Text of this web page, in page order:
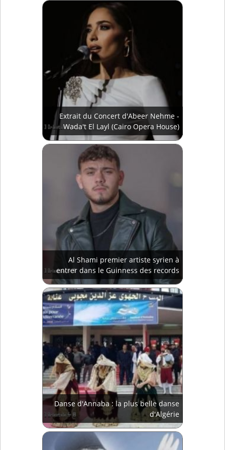
Extrait du Concert d'Abeer Nehme -
Wada't El Layl (Cairo Opera House)
Al Shami premier artiste syrien à
entrer dans le Guinness des records
Danse d'Annaba : la plus belle danse
d'Algérie